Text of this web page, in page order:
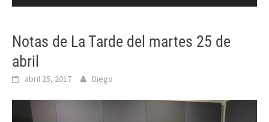
Notas de La Tarde del martes 25 de
abril
abril 25, 2017 Diego